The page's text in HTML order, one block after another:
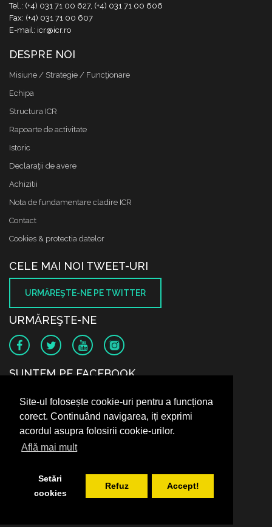
Site-ul folosește cookie-uri pentru a funcționa
corect. Continuând navigarea, iți exprimi
acordul asupra folosirii cookie-urilor.
Află mai mult
Setări
cookies
Refuz Accept!
Tel.: (+4) 031 71 00 627, (+4) 031 71 00 606
Fax: (+4) 031 71 00 607
E-mail: icr@icr.ro
DESPRE NOI
Misiune / Strategie / Funcţionare
Echipa
Structura ICR
Rapoarte de activitate
Istoric
Declaraţii de avere
Achizitii
Nota de fundamentare cladire ICR
Contact
Cookies & protectia datelor
CELE MAI NOI TWEET-URI
URMĂREŞTE-NE PE TWITTER
URMĂREŞTE-NE
SUNTEM PE FACEBOOK